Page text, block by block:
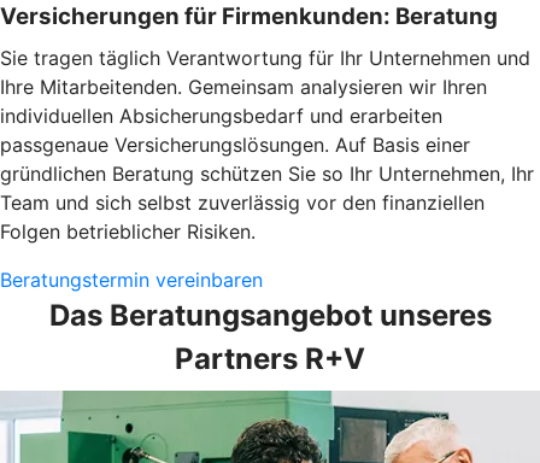
Versicherungen für Firmenkunden: Beratung
Sie tragen täglich Verantwortung für Ihr Unternehmen und
Ihre Mitarbeitenden. Gemeinsam analysieren wir Ihren
individuellen Absicherungsbedarf und erarbeiten
passgenaue Versicherungslösungen. Auf Basis einer
gründlichen Beratung schützen Sie so Ihr Unternehmen, Ihr
Team und sich selbst zuverlässig vor den finanziellen
Folgen betrieblicher Risiken.
Beratungstermin vereinbaren
Das Beratungsangebot unseres
Partners R+V